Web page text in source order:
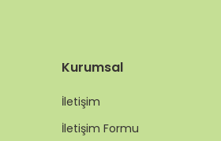
Kurumsal
İletişim
İletişim Formu